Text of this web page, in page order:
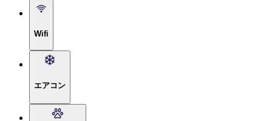
Wifi
エアコン